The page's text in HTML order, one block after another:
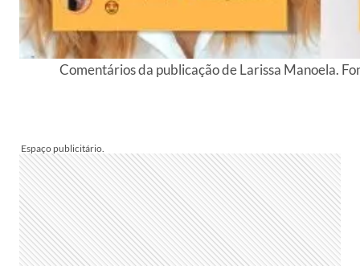
Comentários da publicação de Larissa Manoela.